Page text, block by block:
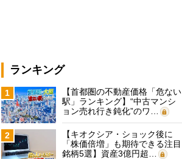
ランキング
1
【首都圏の不動産価格「危ない
駅」ランキング】“中古マンシ
ョン売れ行き鈍化”のワ…
2
【キオクシア・ショック後に
「株価倍増」も期待できる注目
銘柄5選】資産3億円超…